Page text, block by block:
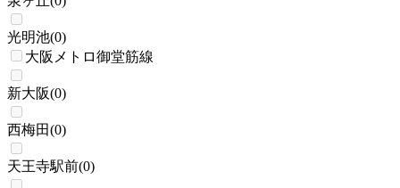
光明池(0)
大阪メトロ御堂筋線
新大阪(0)
西梅田(0)
天王寺駅前(0)